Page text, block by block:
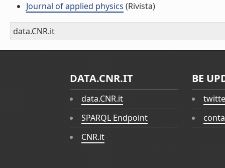
Journal of applied physics (Rivista)
data.CNR.it
DATA.CNR.IT
data.CNR.it
SPARQL Endpoint
CNR.it
BE